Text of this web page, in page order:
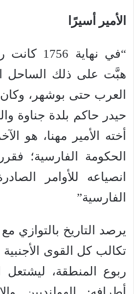
الأمير أسيرًا
“في نهاية
هبَّت على ذلك الساحل
العرب حتى بوشهر، وكان
حيدر حاكم بلدة جناوة
أخته الأمير مهنا، هو
الحكومة الفارسية؛
انصياعه للأوامر
الفارسية”
يرصد التاريخ بالتوازي
تكالب كل القوى
ربوع المنطقة،